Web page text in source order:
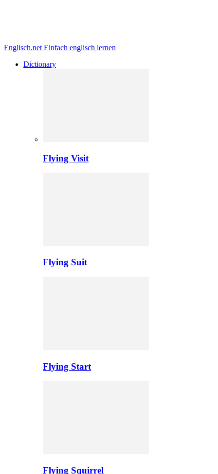
Englisch.net Einfach englisch lernen
Dictionary
Flying Visit
Flying Suit
Flying Start
Flying Squirrel